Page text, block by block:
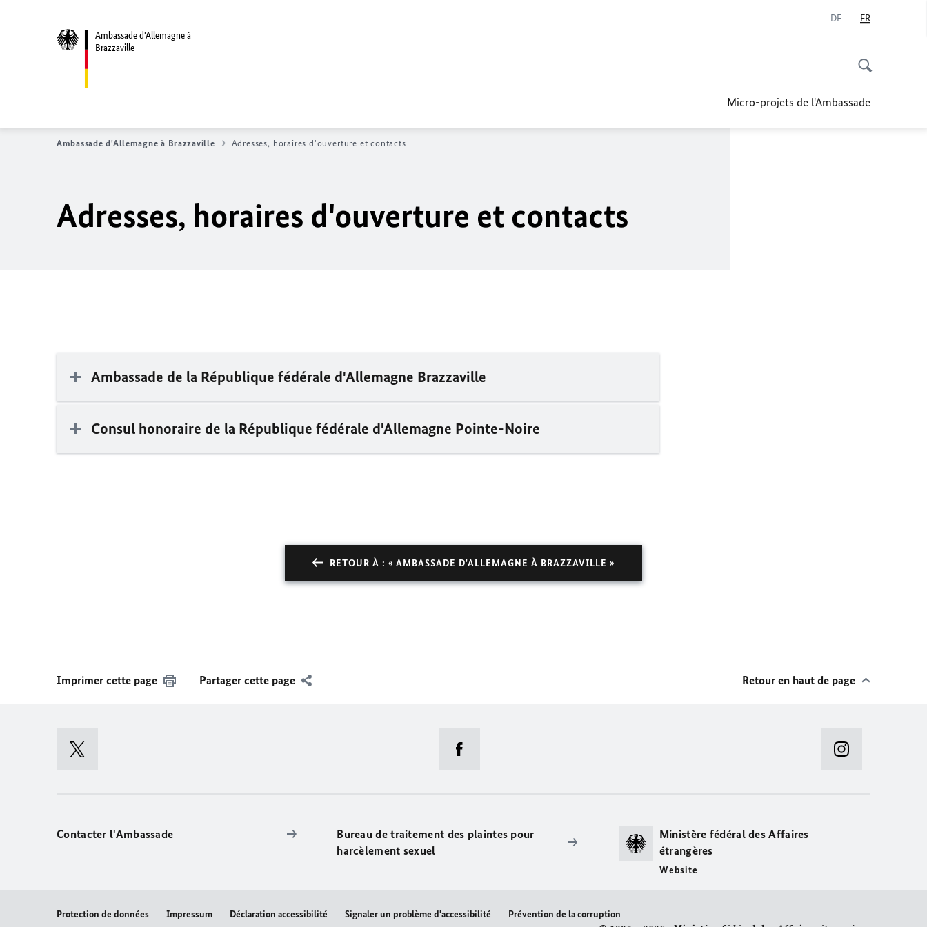
Ambassade d'Allemagne à
Brazzaville
DE FR
Micro-projets de l'Ambassade
Ambassade d'Allemagne à Brazzaville Adresses, horaires d'ouverture et contacts
Adresses, horaires d'ouverture et contacts
Ambassade de la République fédérale d'Allemagne Brazzaville
Consul honoraire de la République fédérale d'Allemagne Pointe-Noire
RETOUR À : « AMBASSADE D'ALLEMAGNE À BRAZZAVILLE »
Imprimer cette page Partager cette page Retour en haut de page
Contacter l'Ambassade
Bureau de traitement des plaintes pour
harcèlement sexuel
Ministère fédéral des Affaires
étrangères
Website
Protection de données Impressum Déclaration accessibilité Signaler un problème d'accessibilité
Prévention de la corruption